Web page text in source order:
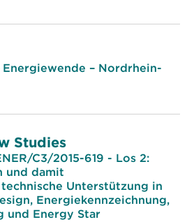
– Nordrhein-
Studies
C3/2015-619 - Los 2:
und damit
Unterstützung in
Energiekennzeichnung,
und Energy Star